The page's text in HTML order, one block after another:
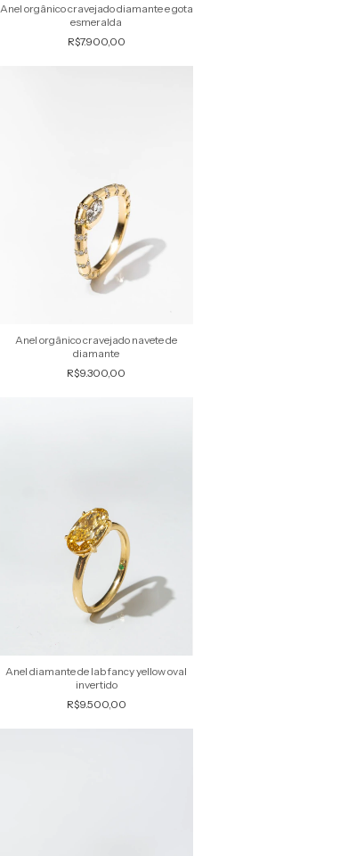
Anel orgânico cravejado diamante e gota
esmeralda
R$7.900,00
Anel orgânico cravejado navete de
diamante
R$9.300,00
Anel diamante de lab fancy yellow oval
invertido
R$9.500,00